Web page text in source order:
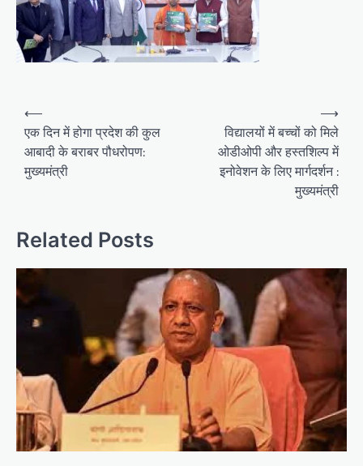
Post
navigation
⟵
एक दिन में होगा प्रदेश की कुल
आबादी के बराबर पौधरोपण:
मुख्यमंत्री
विद्यालयों में बच्चों को मिले
ओडीओपी और हस्तशिल्प में
इनोवेशन के लिए मार्गदर्शन :
मुख्यमंत्री
⟶
Related Posts